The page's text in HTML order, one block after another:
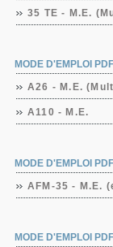
35 TE - M.E.
MODE D'EMPLOI
A26 - M.E.
A110 - M.E.
MODE D'EMPLOI
AFM-35 - M.E.
MODE D'EMPLOI